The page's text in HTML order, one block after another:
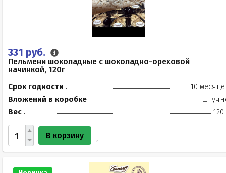
331 руб.
Пельмени шоколадные с шоколадно-ореховой
начинкой, 120г
Срок годности
10
Вложений в коробке
Вес
120
В корзину